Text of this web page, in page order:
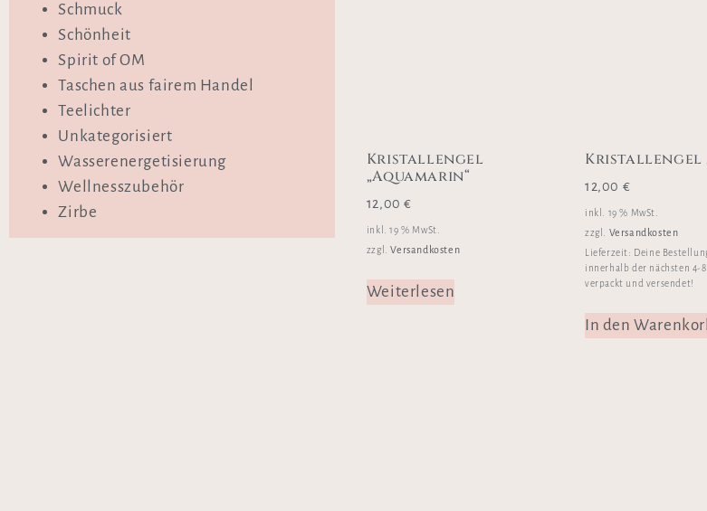
Schmuck
Schönheit
Spirit of OM
Taschen aus fairem Handel
Teelichter
Unkategorisiert
Wasserenergetisierung
Wellnesszubehör
Zirbe
Kristallengel
„Aquamarin“
12,00€
inkl. 19 % MwSt.
zzgl.Versandkosten
Weiterlesen
Kristallengel
12,00 €
inkl. 19 % MwSt.
zzgl. Versandkosten
Lieferzeit: Deine
innerhalb der nächsten 4-
verpackt und versendet!
In den